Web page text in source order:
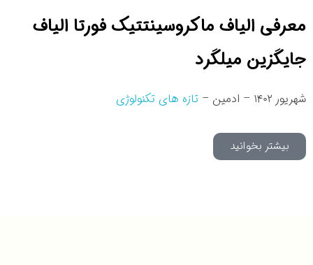
معرفی الیاف ماکروسینتتیک فورتا الیاف
جایگزین میلگرد
شهریور ۱۴۰۲ – ادمین – تازه های تکنولوژی
بیشتر بخوانید